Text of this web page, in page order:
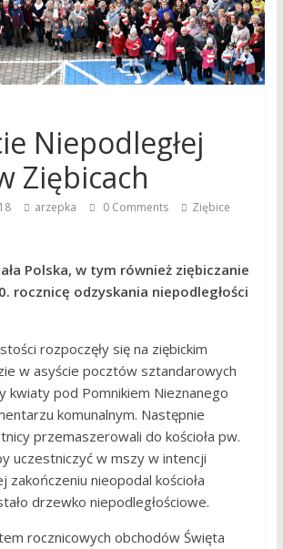
Niepodległej
Ziębicach
arzepka 0 Comments Ziębice
Polska, w tym również ziębiczanie
rocznicę odzyskania niepodległości
rozpoczęły się na ziębickim
w asyście pocztów sztandarowych
kwiaty pod Pomnikiem Nieznanego
komunalnym. Następnie
przemaszerowali do kościoła pw.
uczestniczyć w mszy w intencji
zakończeniu nieopodal kościoła
drzewko niepodległościowe.
rocznicowych obchodów Święta